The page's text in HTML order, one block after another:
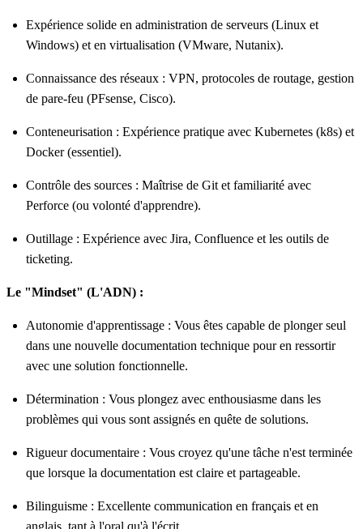
Expérience solide en administration de serveurs (Linux et
Windows) et en virtualisation (VMware, Nutanix).
Connaissance des réseaux : VPN, protocoles de routage, gestion
de pare-feu (PFsense, Cisco).
Conteneurisation : Expérience pratique avec Kubernetes (k8s) et
Docker (essentiel).
Contrôle des sources : Maîtrise de Git et familiarité avec
Perforce (ou volonté d'apprendre).
Outillage : Expérience avec Jira, Confluence et les outils de
ticketing.
Le "Mindset" (L'ADN) :
Autonomie d'apprentissage : Vous êtes capable de plonger seul
dans une nouvelle documentation technique pour en ressortir
avec une solution fonctionnelle.
Détermination : Vous plongez avec enthousiasme dans les
problèmes qui vous sont assignés en quête de solutions.
Rigueur documentaire : Vous croyez qu'une tâche n'est terminée
que lorsque la documentation est claire et partageable.
Bilinguisme : Excellente communication en français et en
anglais, tant à l'oral qu'à l'écrit.